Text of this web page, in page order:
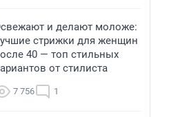
и делают моложе:
стрижки для женщин
40 — топ стильных
от стилиста
7 756 1